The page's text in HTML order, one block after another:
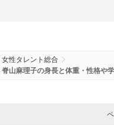
女性タレント総合
脊山麻理子の身長と体重・性格や